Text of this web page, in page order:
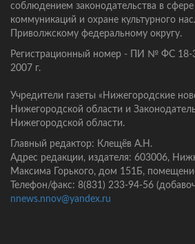
соблюдением законодательства в
коммуникаций и охране культурного
Приволжскому федеральному округу.
Регистрационный номер - ПИ № ФС 18-
2007 г.
Учредители газеты «Нижегородские
Нижегородской области и
Нижегородской области.
Главный редактор: Клещёв А.Н.
Адрес редакции, издателя: 603006,
Максима Горького, дом 151Б,
Телефон/факс: 8(831) 233-94-56
nnews.nnov@yandex.ru